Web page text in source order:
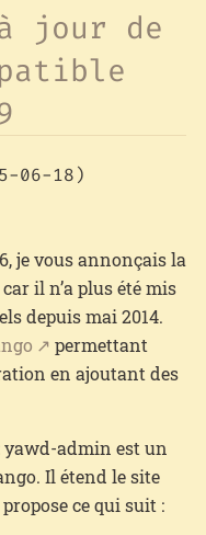
jour de
06-18)
je vous annonçais la
car il n’a plus été mis
depuis mai 2014.
permettant
en ajoutant des
yawd-admin est un
Il étend le site
ce qui suit :